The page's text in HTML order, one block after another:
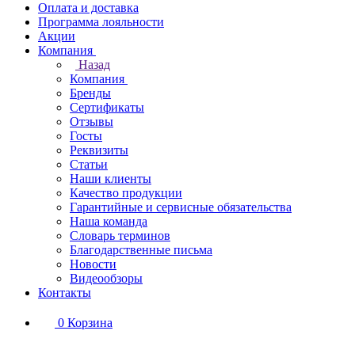
Оплата и доставка
Программа лояльности
Акции
Компания
Назад
Компания
Бренды
Сертификаты
Отзывы
Госты
Реквизиты
Статьи
Наши клиенты
Качество продукции
Гарантийные и сервисные обязательства
Наша команда
Словарь терминов
Благодарственные письма
Новости
Видеообзоры
Контакты
0 Корзина